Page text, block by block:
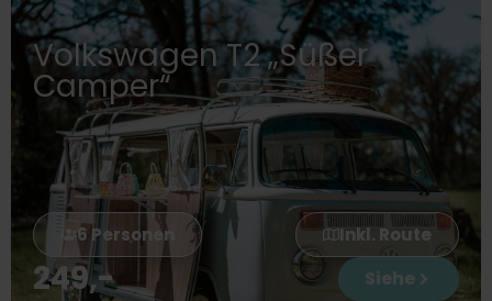
Volkswagen T2 „Süßer
Camper“
6 Personen Inkl. Route
249,- Siehe